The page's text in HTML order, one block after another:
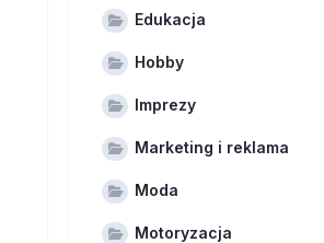
Edukacja
Hobby
Imprezy
Marketing i reklama
Moda
Motoryzacja